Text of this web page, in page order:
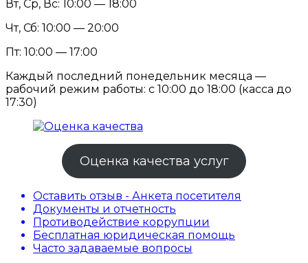
Вт, Ср, Вс: 10:00 — 18:00
Чт, Сб: 10:00 — 20:00
Пт: 10:00 — 17:00
Каждый последний понедельник месяца —
рабочий режим работы: с 10:00 до 18:00 (касса до
17:30)
Оценка качества услуг
Оставить отзыв - Анкета посетителя
Документы и отчетность
Противодействие коррупции
Бесплатная юридическая помощь
Часто задаваемые вопросы